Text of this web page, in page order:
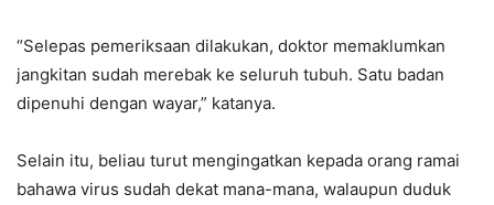
“Selepas pemeriksaan dilakukan, doktor memaklumkan
jangkitan sudah merebak ke seluruh tubuh. Satu badan
dipenuhi dengan wayar,” katanya.
Selain itu, beliau turut mengingatkan kepada orang ramai
bahawa virus sudah dekat mana-mana, walaupun duduk